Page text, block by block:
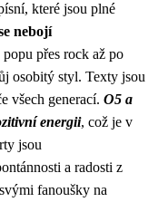
které jsou plné
nebojí
popu přes rock až po
osobitý styl. Texty jsou
všech generací. O5 a
energii, což je v
jsou
a radosti z
fanoušky na